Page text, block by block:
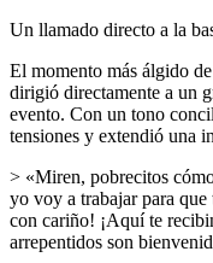
Un llamado directo a la
El momento más álgido
dirigió directamente a un
evento. Con un tono
tensiones y extendió una
> «Miren, pobrecitos
yo voy a trabajar para que
con cariño! ¡Aquí te
arrepentidos son